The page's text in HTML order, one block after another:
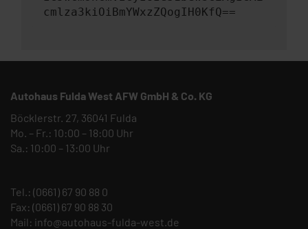
cmlza3kiOiBmYWxzZQogIH0KfQ==
Autohaus Fulda West AFW GmbH & Co. KG
Böcklerstr. 27, 36041 Fulda
Mo. – Fr.: 10:00 – 18:00 Uhr
Sa.: 10:00 – 13:00 Uhr
Tel.: (0661) 67 90 88 0
Fax: (0661) 67 90 88 30
Mail: info@autohaus-fulda-west.de